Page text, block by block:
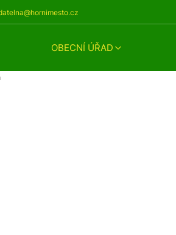
OBECNÍ ÚŘAD